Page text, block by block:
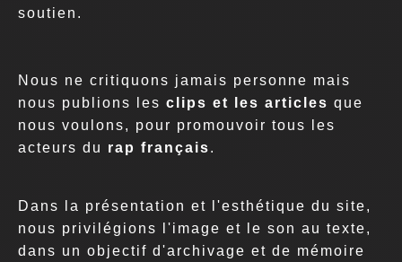
soutien.
Nous ne critiquons jamais personne mais
nous publions les clips et les articles que
nous voulons, pour promouvoir tous les
acteurs du rap français.
Dans la présentation et l'esthétique du site,
nous privilégions l'image et le son au texte,
dans un objectif d'archivage et de mémoire